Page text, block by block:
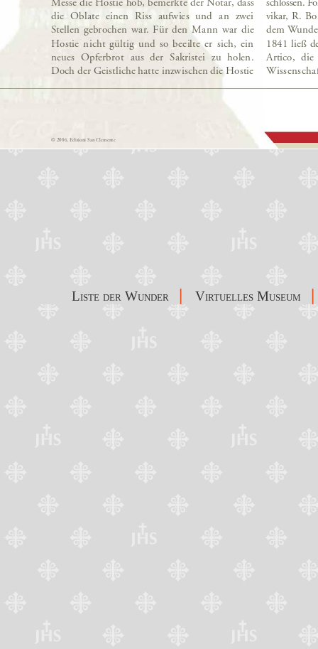
Liste der Wunder Virtuelles Museum